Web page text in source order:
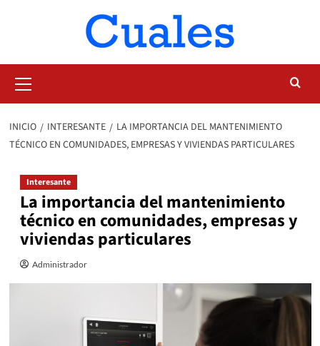
primario
INICIO INTERESANTE
LA IMPORTANCIA DEL MANTENIMIENTO
TÉCNICO EN COMUNIDADES, EMPRESAS Y VIVIENDAS PARTICULARES
Interesante
La importancia del mantenimiento
técnico en comunidades, empresas y
viviendas particulares
Administrador